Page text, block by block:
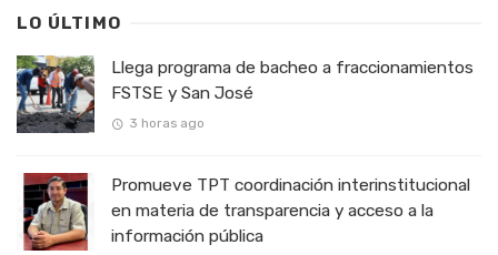
Fortalece Tamaulipas conservación de la Mariposa
Refuerza Bienestar Animal Labores de Atención para
Llega programa de bacheo a fraccionamientos FSTSE y
LO ÚLTIMO
Llega programa de bacheo a fraccionamientos
FSTSE y San José
3 horas ago
Promueve TPT coordinación interinstitucional
en materia de transparencia y acceso a la
información pública